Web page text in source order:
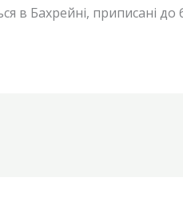
в Бахрейні, приписані